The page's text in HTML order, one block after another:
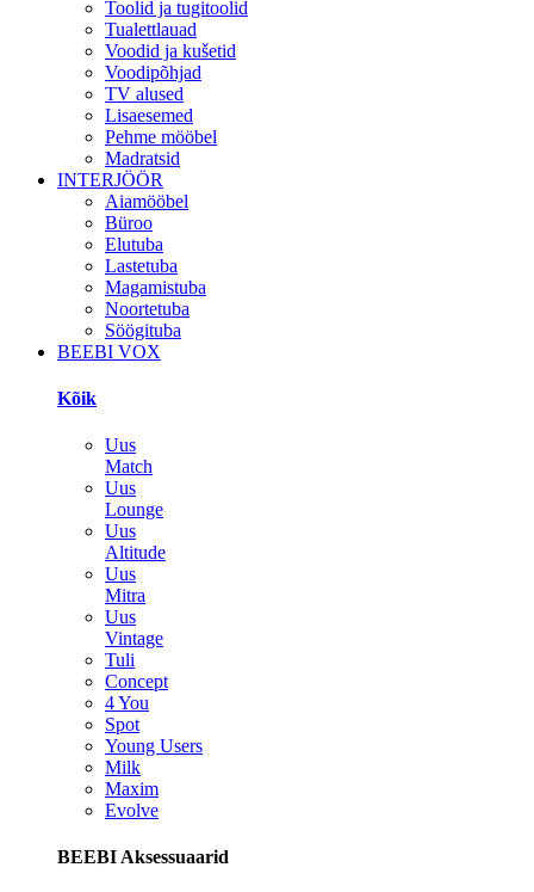
Toolid ja tugitoolid
Tualettlauad
Voodid ja kušetid
Voodipõhjad
TV alused
Lisaesemed
Pehme mööbel
Madratsid
INTERJÖÖR
Aiamööbel
Büroo
Elutuba
Lastetuba
Magamistuba
Noortetuba
Söögituba
BEEBI VOX
Kõik
Uus
Match
Uus
Lounge
Uus
Altitude
Uus
Mitra
Uus
Vintage
Tuli
Concept
4 You
Spot
Young Users
Milk
Maxim
Evolve
BEEBI Aksessuaarid